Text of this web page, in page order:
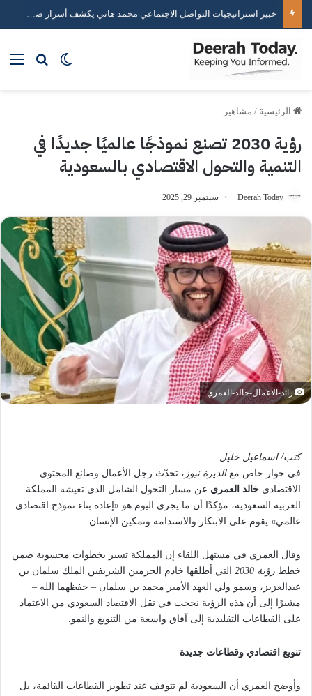
خبير استراتيجيات التواصل الاجتماعي محمد هاني يكشف أسرار صناعة التأثير الرقمي
بحثالوضع
الرئيسية / مشاهير
رؤية 2030 تصنع نموذجًا عالميًا جديدًا في
التنمية والتحول الاقتصادي بالسعودية
Deerah Today سبتمبر 29, 2025
رائد-الاعمال-خالد-العمري
كتب/ اسماعيل خليل
في حوار خاص معالديرة نيوز ، تحدّث رجل الأعمال وصانع المحتوى
الاقتصادي خالد العمري عن مسار التحول الشامل الذي تعيشه المملكة
العربية السعودية، مؤكدًا أن ما يجري اليوم هو «إعادة بناء نموذج اقتصادي
عالمي» يقوم على الابتكار والاستدامة وتمكين الإنسان.
وقال العمري في مستهل اللقاء إن المملكة تسير بخطوات محسوبة ضمن
خطط رؤية 2030
التي أطلقها خادم الحرمين الشريفين الملك سلمان بن
عبدالعزيز، وسمو ولي العهد الأمير محمد بن سلمان – حفظهما الله –
مشيرًا إلى أن هذه الرؤية نجحت في نقل الاقتصاد السعودي من الاعتماد
على القطاعات التقليدية إلى آفاق واسعة من التنويع والنمو.
تنويع اقتصادي وقطاعات جديدة
وأوضح العمري أن السعودية لم تتوقف عند تطوير القطاعات القائمة، بل